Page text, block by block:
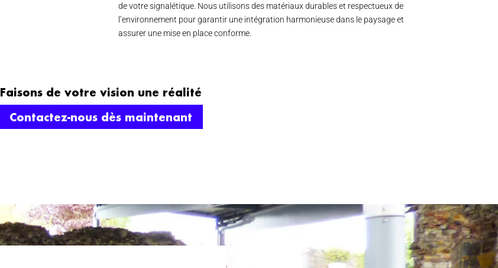
de votre signalétique. Nous utilisons des matériaux durables et respectueux de
l’environnement pour garantir une intégration harmonieuse dans le paysage et
assurer une mise en place conforme.
Faisons de votre vision une réalité
Contactez-nous dès maintenant